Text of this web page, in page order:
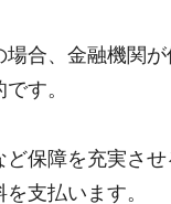
場合、金融機関
す。
ど保障を充実さ
支払います。